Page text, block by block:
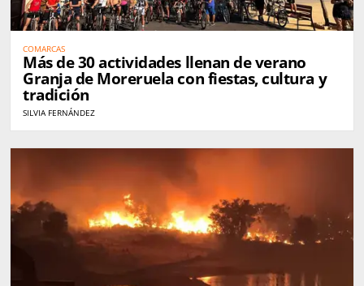
COMARCAS
Más de 30 actividades llenan de verano
Granja de Moreruela con fiestas, cultura y
tradición
SILVIA FERNÁNDEZ